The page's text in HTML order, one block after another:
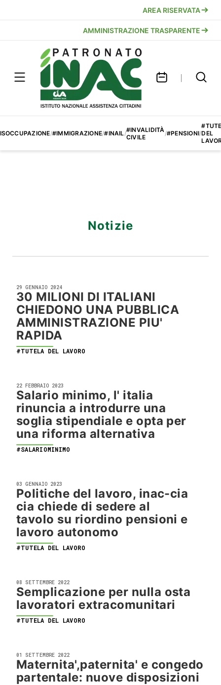
AREA RISERVATA
AMMINISTRAZIONE TRASPARENTE
/#IMMIGRAZIONE/#INAIL/#INVALIDITÀ
CIVILE
/#PENSIONI/DEL
Notizie
29 GENNAIO 2024
30 MILIONI DI ITALIANI
CHIEDONO UNA PUBBLICA
AMMINISTRAZIONE PIU'
RAPIDA
#TUTELA DEL LAVORO
22 FEBBRAIO 2023
Salario minimo, l' italia
rinuncia a introdurre una
soglia stipendiale e opta per
una riforma alternativa
#SALARIOMINIMO
03 GENNAIO 2023
Politiche del lavoro, inac-cia
cia chiede di sedere al
tavolo su riordino pensioni e
lavoro autonomo
#TUTELA DEL LAVORO
08 SETTEMBRE 2022
Semplicazione per nulla osta
lavoratori extracomunitari
#TUTELA DEL LAVORO
01 SETTEMBRE 2022
Maternita',paternita' e congedo
partentale: nuove disposizioni